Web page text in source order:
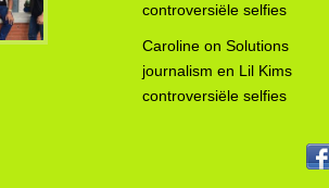
controversiële selfies
Caroline on Solutions
journalism en Lil Kims
controversiële selfies